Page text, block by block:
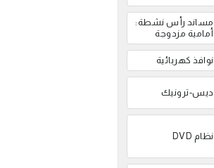
مساند رأس نشطة:
أمامية مزدوجة
نوافذ كهربائية
ديس-ترونيك
نظام DVD